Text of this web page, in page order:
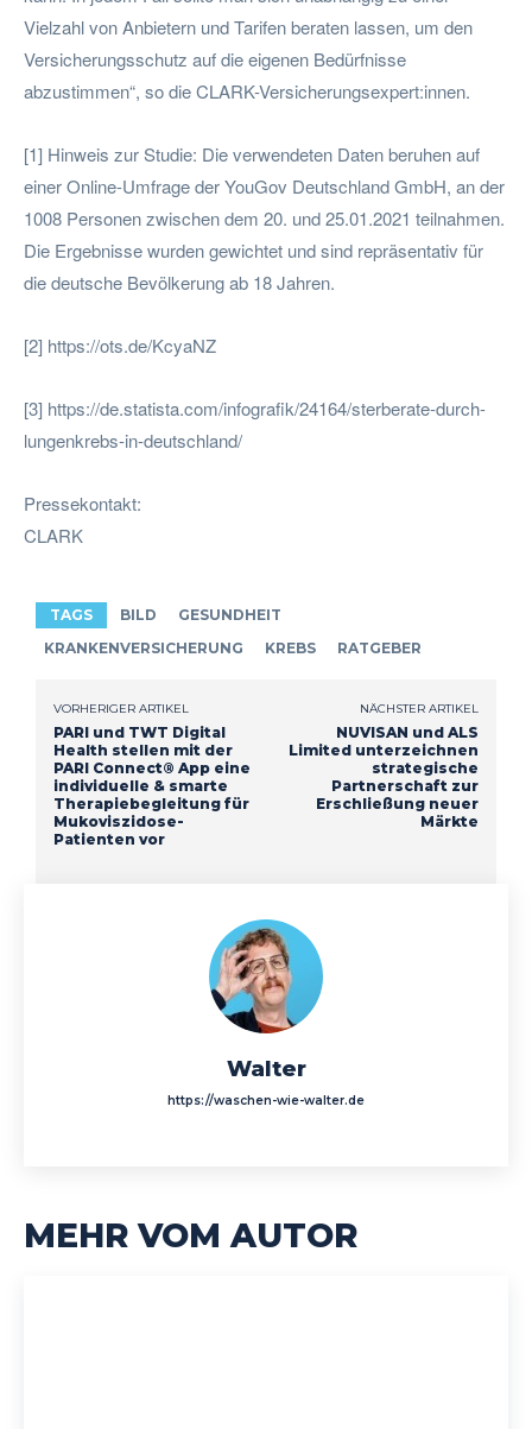
Vielzahl von Anbietern und Tarifen beraten lassen, um den
Versicherungsschutz auf die eigenen Bedürfnisse
abzustimmen“, so die CLARK-Versicherungsexpert:innen.
[1] Hinweis zur Studie: Die verwendeten Daten beruhen auf
einer Online-Umfrage der YouGov Deutschland GmbH, an der
1008 Personen zwischen dem 20. und 25.01.2021 teilnahmen.
Die Ergebnisse wurden gewichtet und sind repräsentativ für
die deutsche Bevölkerung ab 18 Jahren.
[2] https://ots.de/KcyaNZ
[3] https://de.statista.com/infografik/24164/sterberate-durch-
lungenkrebs-in-deutschland/
Pressekontakt:
CLARK
TAGS BILD
GESUNDHEIT
KRANKENVERSICHERUNG
KREBS RATGEBER
VORHERIGER ARTIKEL
PARI und TWT Digital
Health stellen mit der
PARI Connect® App eine
individuelle & smarte
Therapiebegleitung für
Mukoviszidose-
Patienten vor
NÄCHSTER ARTIKEL
NUVISAN und ALS
Limited unterzeichnen
strategische
Partnerschaft zur
Erschließung neuer
Märkte
Walter
https://waschen-wie-walter.de
MEHR VOM AUTOR